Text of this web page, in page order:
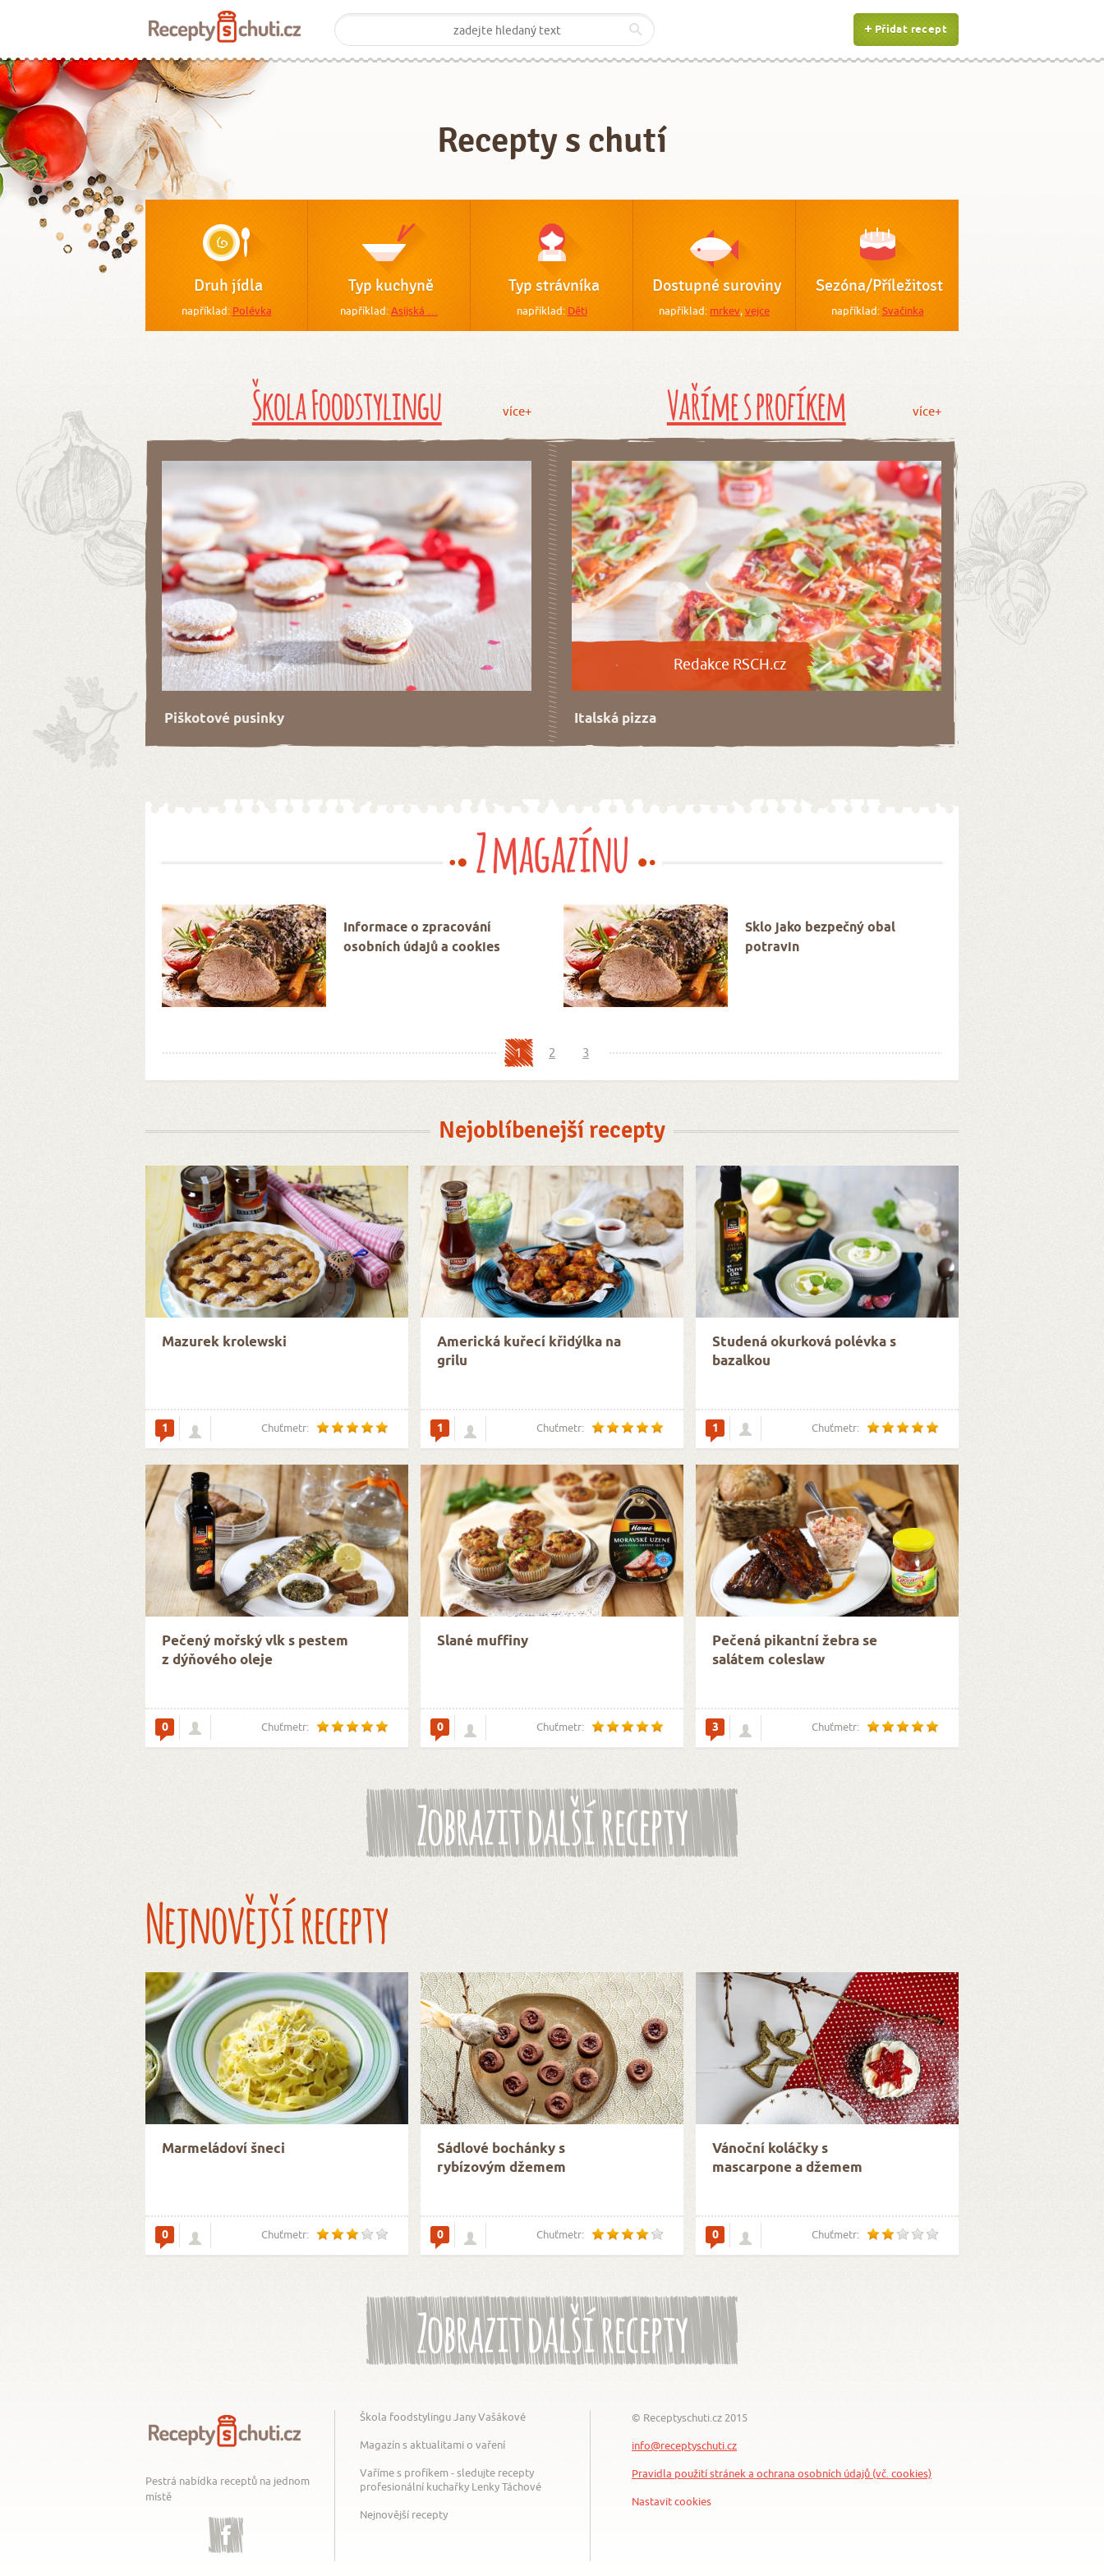
Přidat recept
Recepty s chutí
Druh jídla
například: Polévka
Typ kuchyně
například:Asijská …
Typ strávníka
například: Děti
Dostupné suroviny
například: mrkev,vejce
Sezóna/Příležitost
například:Svačinka
Škola Foodstylingu více+
Piškotové pusinky
Vaříme s profíkem více+
Redakce RSCH.cz
Italská pizza
Z magazínu
Informace o zpracování
osobních údajů a cookies
Sklo jako bezpečný obal
potravin
1 2 3
Nejoblíbenejší recepty
Mazurek krolewski
1 Chuťmetr:
Americká kuřecí křidýlka na
grilu
1 Chuťmetr:
Studená okurková polévka s
bazalkou
1 Chuťmetr:
Pečený mořský vlk s pestem
z dýňového oleje
0 Chuťmetr:
Slané muffiny
0 Chuťmetr:
Pečená pikantní žebra se
salátem coleslaw
3 Chuťmetr:
Zobrazit další recepty
Nejnovější recepty
Marmeládoví šneci
0 Chuťmetr:
Sádlové bochánky s
rybízovým džemem
0 Chuťmetr:
Vánoční koláčky s
mascarpone a džemem
0 Chuťmetr:
Zobrazit další recepty
Pestrá nabídka receptů na jednom
místě
Facebook
Škola foodstylingu Jany Vašákové
Magazín s aktualitami o vaření
Vaříme s profíkem - sledujte recepty
profesionální kuchařky Lenky Táchové
Nejnovější recepty
© Receptyschuti.cz 2015
info@receptyschuti.cz
Pravidla použití stránek a ochrana osobních údajů (vč. cookies)
Nastavit cookies